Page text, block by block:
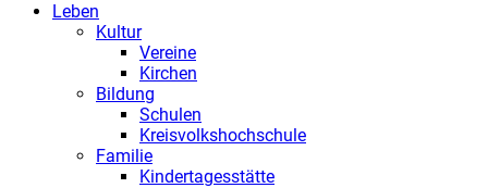
Leben
Kultur
Vereine
Kirchen
Bildung
Schulen
Kreisvolkshochschule
Familie
Kindertagesstätte